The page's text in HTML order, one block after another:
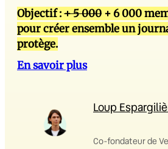
Objectif :+ 5 000 + 6 000
pour créer ensemble un
protège.
En savoir plus
Loup
Co-fondateur de